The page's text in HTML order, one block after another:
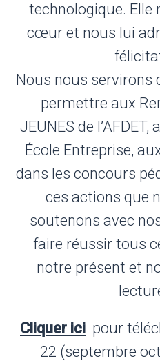
technologique. Elle
cœur et nous lui
Nous nous servirons
permettre aux
JEUNES de
École Entreprise,
dans les concours
ces actions que
soutenons avec
faire réussir tous
notre présent et
Cliquer ici pour
22 (septembre